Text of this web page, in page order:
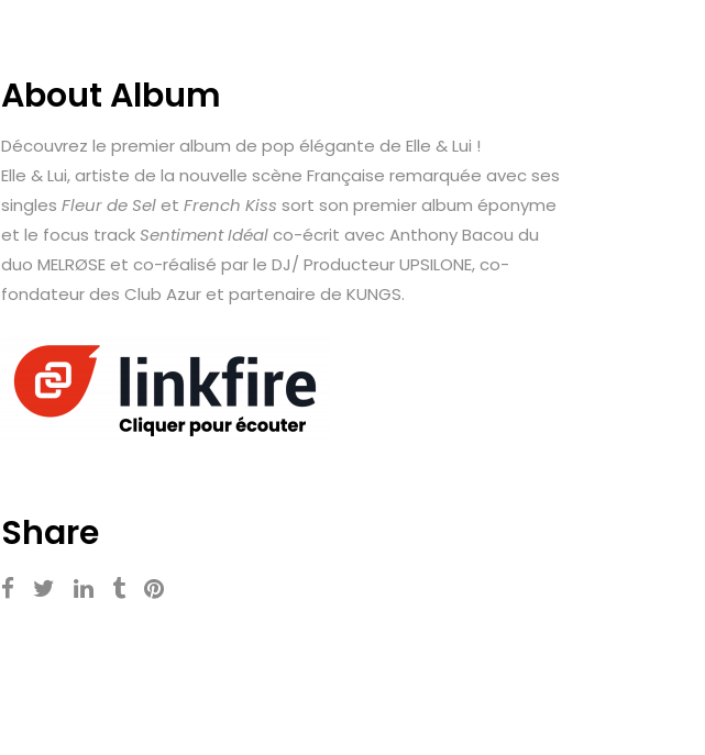
About Album
Découvrez le premier album de pop élégante de Elle & Lui !
Elle & Lui, artiste de la nouvelle scène Française remarquée avec ses
singles Fleur de Selet French Kiss sort son premier album éponyme
et le focus trackSentiment Idéalco-écrit avec Anthony Bacou du
duo MELRØSE et co-réalisé par le DJ/ Producteur UPSILONE, co-
fondateur des Club Azur et partenaire de KUNGS.
Share